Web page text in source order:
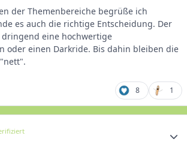
der Themenbereiche begrüße ich
es auch die richtige Entscheidung. Der
eine hochwertige
oder einen Darkride. Bis dahin bleiben die
8 1